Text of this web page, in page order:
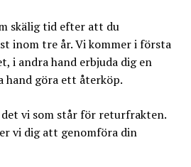
skälig tid efter att du
inom tre år. Vi kommer i första
i andra hand erbjuda dig en
hand göra ett återköp.
vi som står för returfrakten.
vi dig att genomföra din